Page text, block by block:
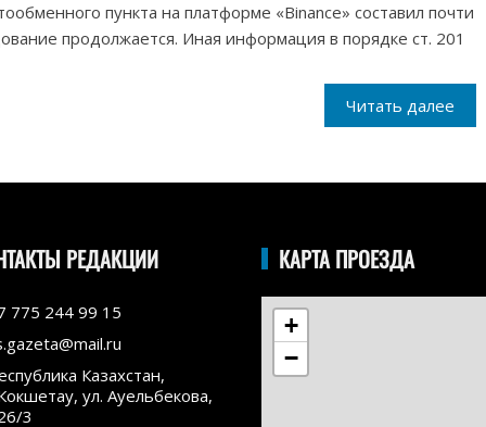
пункта на платформе «Binance» составил почти
продолжается. Иная информация в порядке ст. 201
Читать далее
РЕДАКЦИИ
775 244 99 15
Казахстан,
ул. Ауельбекова,
3
КАРТА ПРОЕЗДА
+
−